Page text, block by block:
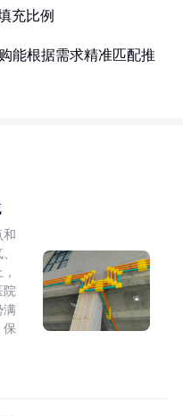
充比例
能根据需求精准匹配推
院
满
保